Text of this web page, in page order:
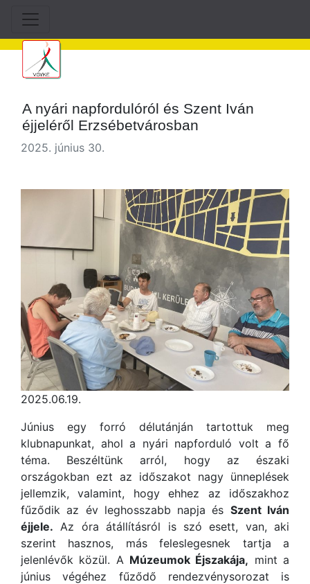
A nyári napfordulóról és Szent Iván
éjjeléről Erzsébetvárosban
2025. június 30.
2025.06.19.
Június egy forró délutánján tartottuk meg
klubnapunkat, ahol a nyári napforduló volt a fő
téma. Beszéltünk arról, hogy az északi
országokban ezt az időszakot nagy ünneplések
jellemzik, valamint, hogy ehhez az időszakhoz
fűződik az év leghosszabb napja és Szent Iván
éjjele. Az óra átállításról is szó esett, van, aki
szerint hasznos, más feleslegesnek tartja a
jelenlévők közül. A Múzeumok Éjszakája, mint a
június végéhez fűződő rendezvénysorozat is